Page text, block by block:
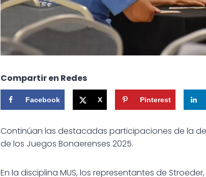
Compartir en Redes
Facebook X Pinterest
Continúan las destacadas participaciones de la
de los Juegos Bonaerenses 2025.
En la disciplina MUS, los representantes de